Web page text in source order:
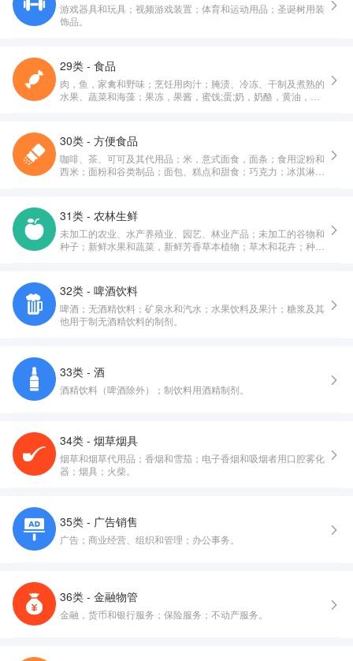
游戏器具和玩具；视频游戏装置；体育和运动用品；圣诞树用装
饰品。
29类 - 食品
肉，鱼，家禽和野味；烹饪用肉汁；腌渍、冷冻、干制及煮熟的
水果、蔬菜和海藻；果冻，果酱，蜜饯;蛋;奶，奶酪，黄油，酸
30类 - 方便食品
咖啡、茶、可可及其代用品；米，意式面食，面条；食用淀粉和
西米；面粉和谷类制品；面包、糕点和甜食；巧克力；冰淇淋，
冰（冻结的水）。
31类 - 农林生鲜
未加工的农业、水产养殖业、园艺、林业产品；未加工的谷物和
种子；新鲜水果和蔬菜，新鲜芳香草本植物；草木和花卉；种植
32类 - 啤酒饮料
啤酒；无酒精饮料；矿泉水和汽水；水果饮料及果汁；糖浆及其
他用于制无酒精饮料的制剂。
33类 - 酒
酒精饮料（啤酒除外）；制饮料用酒精制剂。
34类 - 烟草烟具
烟草和烟草代用品；香烟和雪茄；电子香烟和吸烟者用口腔雾化
器；烟具；火柴。
35类 - 广告销售
广告；商业经营、组织和管理；办公事务。
36类 - 金融物管
金融，货币和银行服务；保险服务；不动产服务。